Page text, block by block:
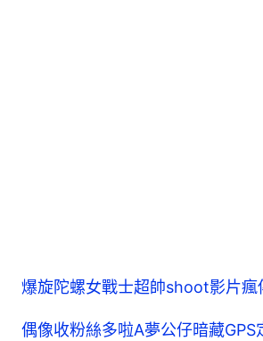
爆旋陀螺女戰士超帥shoot影片
偶像收粉絲多啦A夢公仔暗藏